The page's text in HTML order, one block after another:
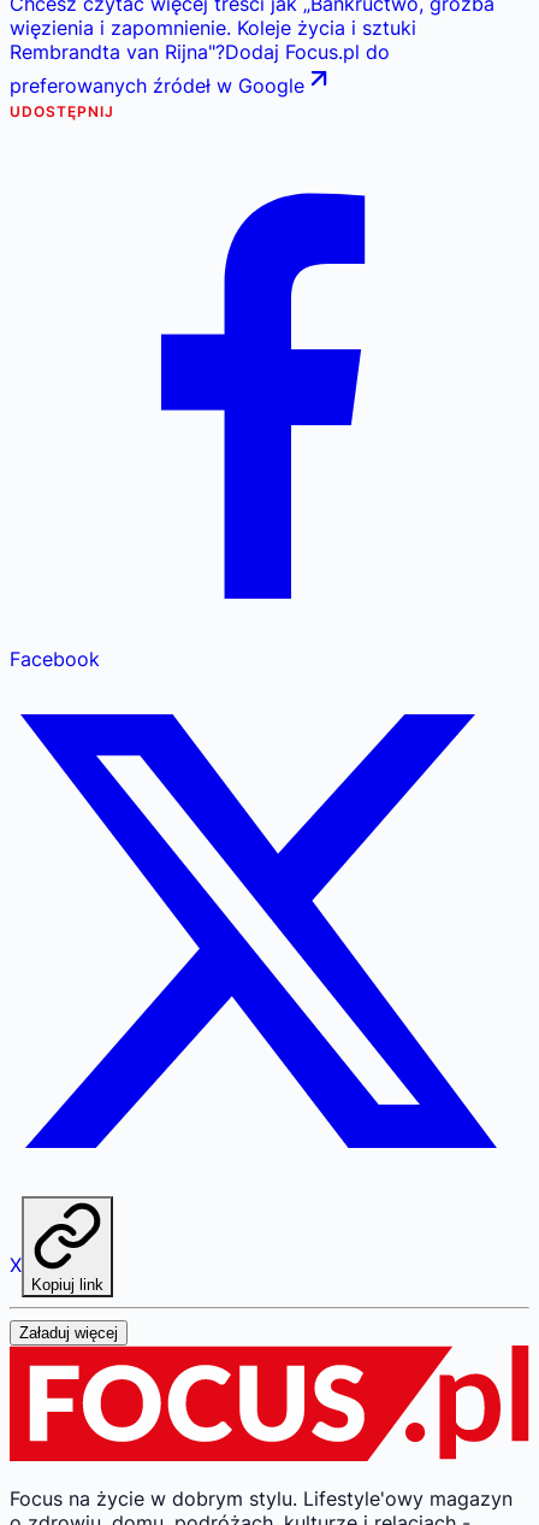
więzienia i zapomnienie. Koleje życia i sztuki
Rembrandta van Rijna"?Dodaj Focus.pl do
preferowanych źródeł w Google
UDOSTĘPNIJ
Facebook
X
Kopiuj link
Załaduj więcej
Focus na życie w dobrym stylu. Lifestyle'owy magazyn